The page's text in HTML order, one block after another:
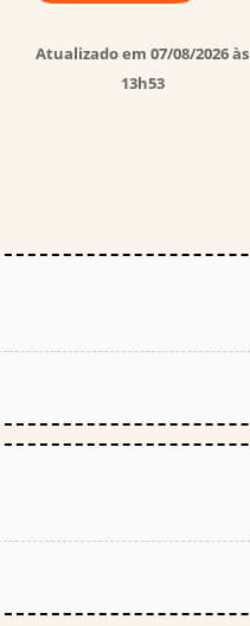
Atualizado em 07/08/2026 às
13h53